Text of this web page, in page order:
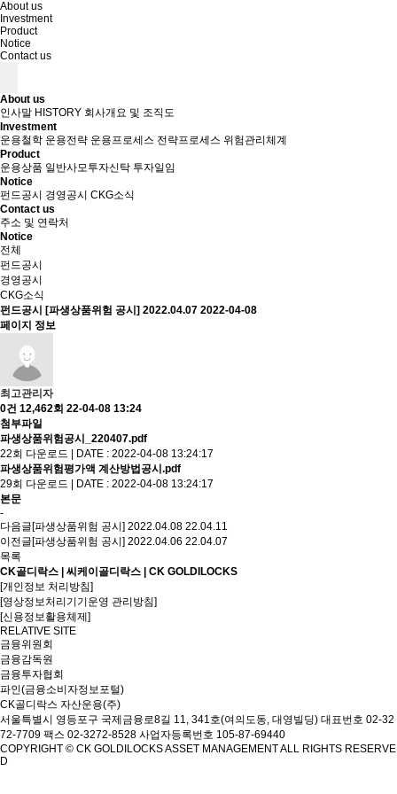
About us
Investment
Product
Notice
Contact us
About us
인사말 HISTORY 회사개요 및 조직도
Investment
운용철학 운용전략 운용프로세스 전략프로세스 위험관리체계
Product
운용상품 일반사모투자신탁 투자일임
Notice
펀드공시
경영공시 CKG소식
Contact us
주소 및 연락처
Notice
전체
펀드공시
경영공시
CKG소식
펀드공시
[파생상품위험 공시] 2022.04.07 2022-04-08
페이지 정보
최고관리자
0건 12,462회 22-04-08 13:24
첨부파일
파생상품위험공시_220407.pdf
22회 다운로드 | DATE : 2022-04-08 13:24:17
파생상품위험평가액 계산방법공시.pdf
29회 다운로드 | DATE : 2022-04-08 13:24:17
본문
-
다음글[파생상품위험 공시] 2022.04.08 22.04.11
이전글[파생상품위험 공시] 2022.04.06 22.04.07
목록
CK골디락스 | 씨케이골디락스 | CK GOLDILOCKS
[개인정보 처리방침]
[영상정보처리기기운영 관리방침]
[신용정보활용체제]
RELATIVE SITE
금융위원회
금융감독원
금융투자협회
파인(금융소비자정보포털)
CK골디락스 자산운용(주)
서울특별시 영등포구 국제금융로8길 11, 341호(여의도동, 대영빌딩) 대표번호 02-32
72-7709 팩스 02-3272-8528 사업자등록번호 105-87-69440
COPYRIGHT © CK GOLDILOCKS ASSET MANAGEMENT ALL RIGHTS RESERVE
D